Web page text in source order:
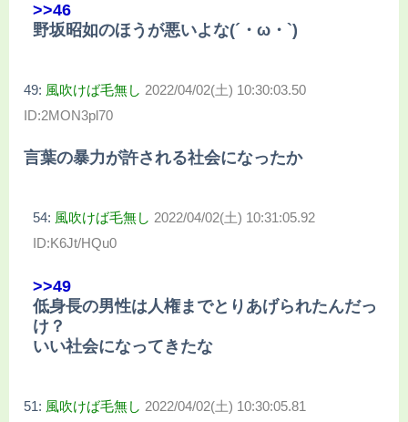
>>46
野坂昭如のほうが悪いよな(´・ω・`)
49: 風吹けば毛無し 2022/04/02(土) 10:30:03.50
ID:2MON3pl70
言葉の暴力が許される社会になったか
54: 風吹けば毛無し 2022/04/02(土) 10:31:05.92
ID:K6Jt/HQu0
>>49
低身長の男性は人権までとりあげられたんだっ
け？
いい社会になってきたな
51: 風吹けば毛無し 2022/04/02(土) 10:30:05.81